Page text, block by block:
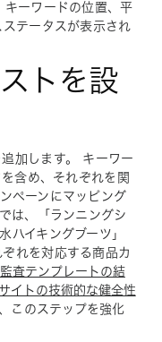
キーワードの位置、平
テータスが表示され
トを設
加します。 キーワー
含め、それぞれを関
ペーンにマッピング
は、「ランニングシ
ハイキングブーツ」
れを対応する商品カ
査テンプレートの結
イトの技術的な健全性
このステップを強化